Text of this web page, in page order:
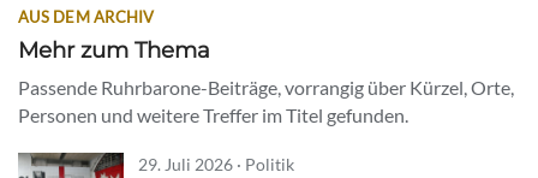
AUS DEM ARCHIV
Mehr zum Thema
Passende Ruhrbarone-Beiträge, vorrangig über Kürzel, Orte,
Personen und weitere Treffer im Titel gefunden.
29. Juli 2026 · Politik